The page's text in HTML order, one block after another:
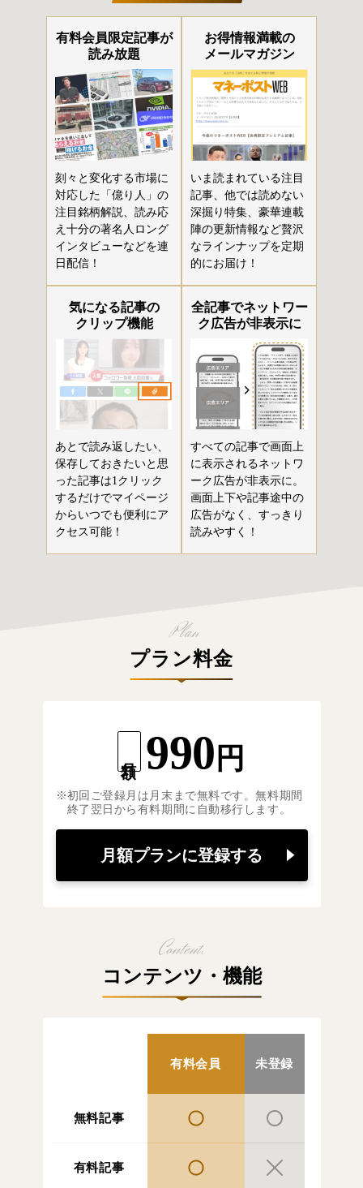
有料会員限定記事が
読み放題
刻々と変化する市場に
対応した「億り人」の
注目銘柄解説、読み応
え十分の著名人ロング
インタビューなどを連
日配信！
お得情報満載の
メールマガジン
いま読まれている注目
記事、他では読めない
深掘り特集、豪華連載
陣の更新情報など贅沢
なラインナップを定期
的にお届け！
気になる記事の
クリップ機能
あとで読み返したい、
保存しておきたいと思
った記事は1クリック
するだけでマイページ
からいつでも便利にア
クセス可能！
全記事でネットワー
ク広告が非表示に
すべての記事で画面上
に表示されるネットワ
ーク広告が非表示に。
画面上下や記事途中の
広告がなく、すっきり
読みやすく！
プラン料金
990 円
初回ご登録月は月末まで無料です。無料期間
終了翌日から有料期間に自動移行します。
月額プランに登録する
コンテンツ・機能
有料会員 未登録
無料記事
有料記事